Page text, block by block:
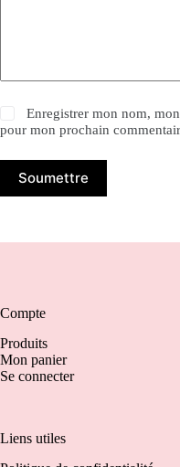
Enregistrer mon nom,
pour mon prochain
Soumettre
Compte
Produits
Mon panier
Se connecter
Liens utiles